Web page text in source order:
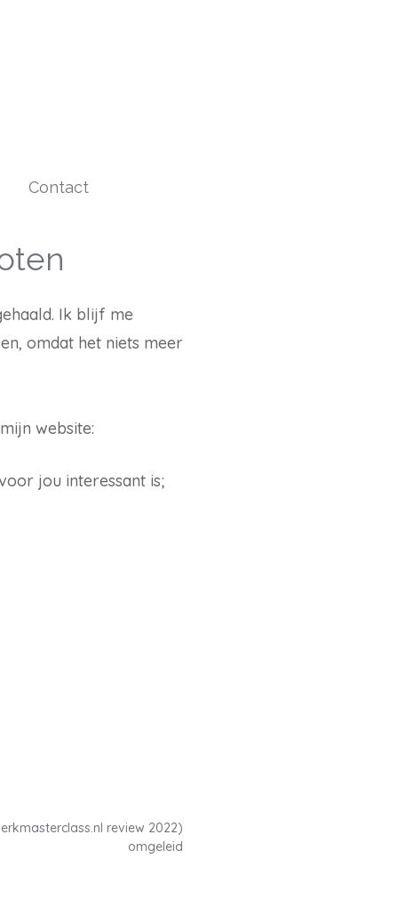
Contact
Ik blijf me
omdat het niets meer
website:
jou interessant is;
review 2022)
omgeleid